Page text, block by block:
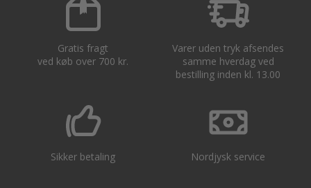
Gratis fragt
ved køb over 700 kr.
Varer uden tryk afsendes
samme hverdag ved
bestilling inden kl. 13.00
Sikker betaling Nordjysk service